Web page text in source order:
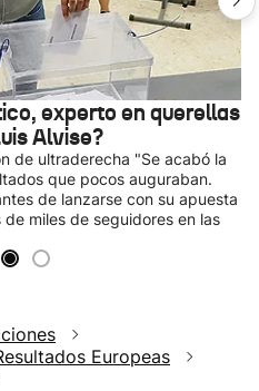
experto en querellas
Alvise?
de ultraderecha "Se acabó la
que pocos auguraban.
de lanzarse con su apuesta
miles de seguidores en las
Europeas